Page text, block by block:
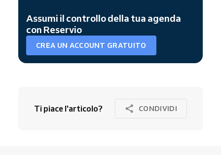
Assumi il controllo della tua agenda
con Reservio
CREA UN ACCOUNT GRATUITO
Ti piace l'articolo? CONDIVIDI